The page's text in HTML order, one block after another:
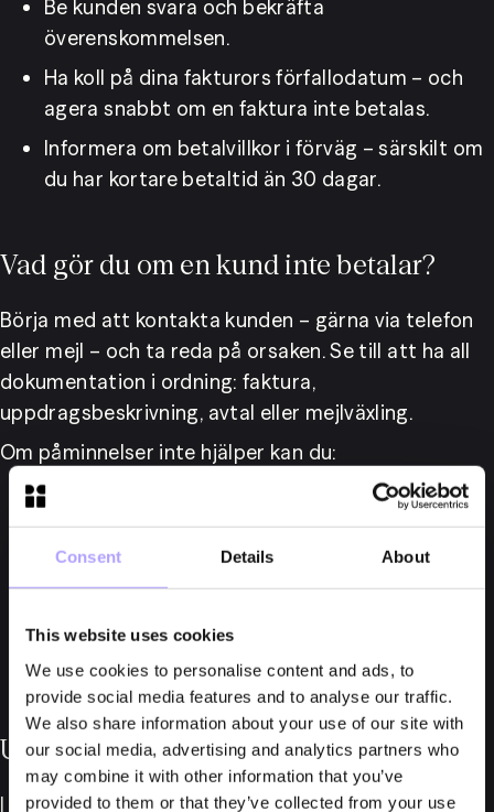
Consent Details About
This website uses cookies
We use cookies to personalise content and ads, to
provide social media features and to analyse our traffic.
We also share information about your use of our site with
our social media, advertising and analytics partners who
may combine it with other information that you’ve
provided to them or that they’ve collected from your use
Be kunden svara och bekräfta
överenskommelsen.
Ha koll på dina fakturors förfallodatum – och
agera snabbt om en faktura inte betalas.
Informera om betalvillkor i förväg – särskilt om
du har kortare betaltid än 30 dagar.
Vad gör du om en kund inte betalar?
Börja med att kontakta kunden – gärna via telefon
eller mejl – och ta reda på orsaken. Se till att ha all
dokumentation i ordning: faktura,
uppdragsbeskrivning, avtal eller mejlväxling.
Om påminnelser inte hjälper kan du:
Skicka kravbrev eller föreslå en
avbetalningsplan.
Ansöka om betalningsföreläggande hos
Kronofogden.
Gå vidare med stämning i tingsrätt – men väg
riskerna noga.
Undvik dyra tvister – överväg förlikning
I många fall är en förlikning ett snabbare och